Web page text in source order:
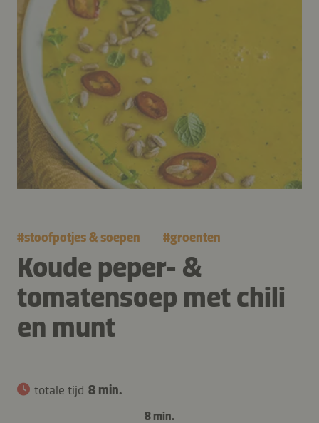
#stoofpotjes & soepen #groenten
Koude peper- &
tomatensoep met chili
en munt
totale tijd 8 min.
8 min.